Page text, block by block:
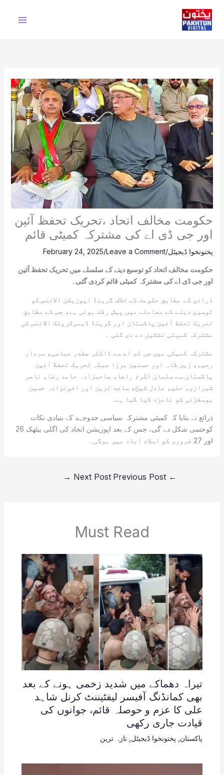
content
حکومت مخالف اتحاد ،تحریک تحفظ آئین
اور جی ڈی اے کی مشترکہ کمیٹی قائم
پختونخوا ڈیجیٹل/
Leave a Comment
/
February 24, 2025
حکومت مخالف اتحاد کو توسیع دینے کے سلسلے میں تحریک تحفظ آئین
اور جی ڈی اے کی مشترکہ کمیٹی قائم کردی گئی۔
ذرائع کے مطابق حکومت کے خلاف گرینڈ اپوزیشن الائنس کو
توسیع دینے کے معاملے میں پیش رفت ہوئی ہے، جس کے مطابق
تحریک تحفظ آئین پاکستان اور گرینڈ ڈیموکریٹک الائنس کی
مشترکہ کمیٹی تشکیل دے دی گئی ۔
مشترکہ کمیٹی میں جی ڈی اے سے ڈاکٹر صفدر عباسی، سردار
رحیم، زین شاہ اور حسنین مرزا جبکہ تحریک تحفظ آئین
پاکستان سے سلمان اکرم راجا، صاحبزادہ حامد رضا، ناصر
شیرازی، حلیم عادل شیخ، ساجد ترین اور اخونزادہ حسین
یوسفزئی کو نامزد کیا گیا ہے۔
ذرائع نے بتایا کہ کمیٹی مشترکہ سیاسی جدوجہد کے بنیادی نکات
کوحتمی شکل دے گی، جس کے بعد اپوزیشن اتحاد کی اگلی بیٹھک 26
اور 27 فروری کو اسلام آباد میں ہوگی۔
←
Next Post
→
Must Read
تیراہ دھماکے میں شدید زخمی ہونے کے بعد
بھی کمانڈنگ آفیسر لیفٹیننٹ کرنل شاہد
علی کا عزم و حوصلہ قائم، جوانوں کی
قیادت جاری رکھی
پاکستان پختونخوا ڈیجیٹل تازہ ترین